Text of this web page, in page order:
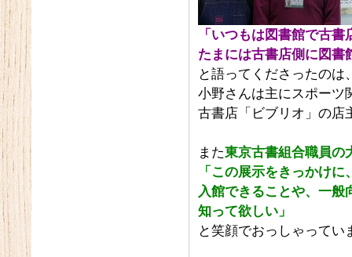
「いつもは図書館で古
たまには古書店側に図書
と語ってくださったのは
小野さんは主にスポーツ
古書店「ビブリオ」の店
また東京古書組合職員の
「この展示をきっかけ
入館できることや、一般
知って欲しい」
と笑顔でおっしゃってい